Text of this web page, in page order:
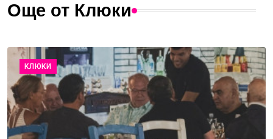
Още от Клюки
КЛЮКИ